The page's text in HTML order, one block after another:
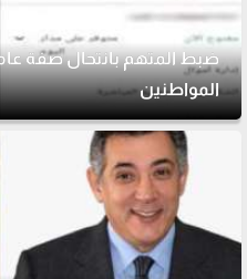
ضبط المتهم بانتحال صفة
المواطنين